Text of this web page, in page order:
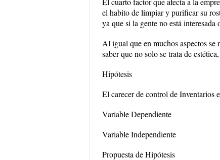
el habito de limpiar y purificar su
ya que si la gente no está
Al igual que en muchos aspectos
saber que no solo se trata de
Hipótesis
El carecer de control de Inventarios
Variable Dependiente
Variable Independiente
Propuesta de Hipótesis